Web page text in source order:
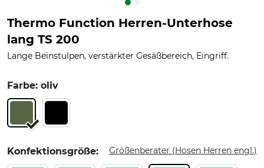
Thermo Function Herren-Unterhose
lang TS 200
Lange Beinstulpen, verstärkter Gesäßbereich, Eingriff.
Farbe: oliv
Konfektionsgröße: Größenberater (Hosen Herren engl.)